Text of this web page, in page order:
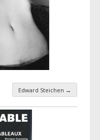
Edward Steichen →